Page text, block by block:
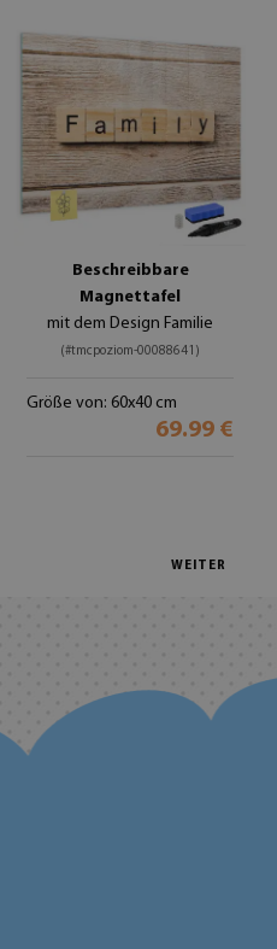
Beschreibbare
Magnettafel
mit dem Design Familie
(#tmcpoziom-00088641)
Größe von: 60x40 cm
69.99 €
WEITER